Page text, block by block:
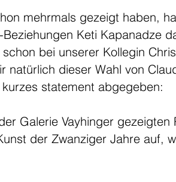
mehrmals gezeigt haben,
Keti Kapanadze
bei unserer Kollegin
natürlich dieser Wahl von
statement abgegeben:
Galerie Vayhinger
der Zwanziger Jahre auf,